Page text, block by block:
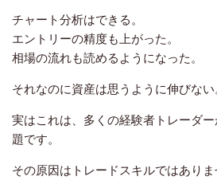
チャート分析はできる。
エントリーの精度も上がった。
相場の流れも読めるようになった。
それなのに資産は思うように伸びない
実はこれは、多くの経験者トレーダ
題です。
その原因はトレードスキルではありま